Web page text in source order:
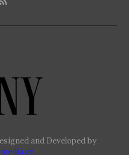
and Developed by